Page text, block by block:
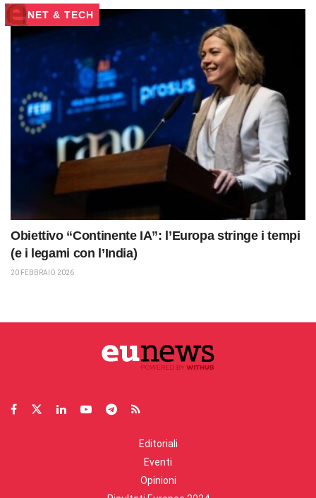
NET & TECH
Obiettivo “Continente IA”: l’Europa stringe i tempi
(e i legami con l’India)
20 FEBBRAIO 2026
Editoriali
Eventi
Opinioni